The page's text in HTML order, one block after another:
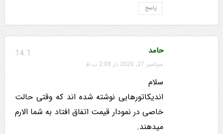
پاسخ
14.1 حامد
سپتامبر 27, 2020 در 2:08 ب.ظ
سلام
اندیکاتورهایی نوشته شده اند که وقتی حالت
خاصی در نمودار قیمت اتفاق افتاد به شما الارم
میدهند.